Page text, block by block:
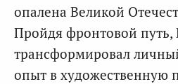
опалена Великой
Пройдя фронтовой путь,
трансформировал
опыт в художественную